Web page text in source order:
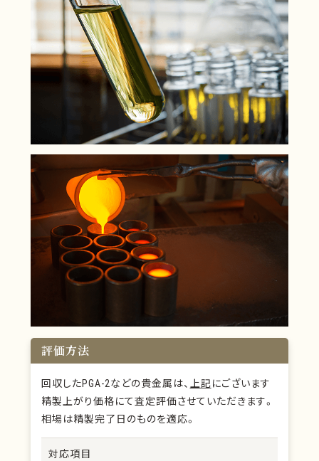
評価方法
回収したPGA-2などの貴金属は、 上記にございます
精製上がり価格にて査定評価させていただきます。
相場は精製完了日のものを適応。
対応項目